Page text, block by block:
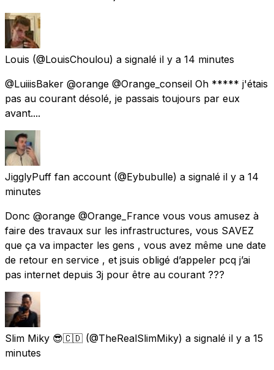
Louis (@LouisChoulou) a signalé il y a 14 minutes
@LuiiisBaker @orange @Orange_conseil Oh ***** j'étais
pas au courant désolé, je passais toujours par eux
avant....
JigglyPuff fan account (@Eybubulle) a signalé il y a 14
minutes
Donc @orange @Orange_France vous vous amusez à
faire des travaux sur les infrastructures, vous SAVEZ
que ça va impacter les gens , vous avez même une date
de retour en service , et jsuis obligé d’appeler pcq j’ai
pas internet depuis 3j pour être au courant ???
Slim Miky 😎🇨🇩 (@TheRealSlimMiky) a signalé il y a 15
minutes